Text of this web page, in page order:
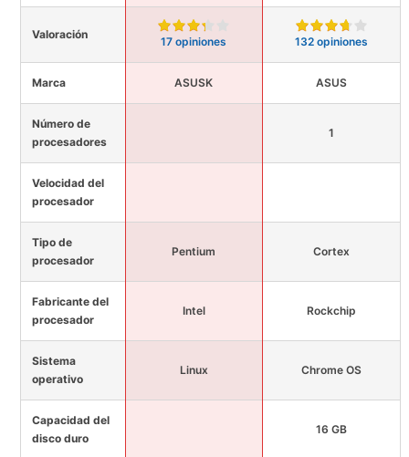
Valoración
17 opiniones 132 opiniones
Marca ASUSK ASUS
Número de
procesadores
1
Velocidad del
procesador
Tipo de
procesador
Pentium Cortex
Fabricante del
procesador
Intel Rockchip
Sistema
operativo
Linux Chrome OS
Capacidad del
disco duro
16 GB